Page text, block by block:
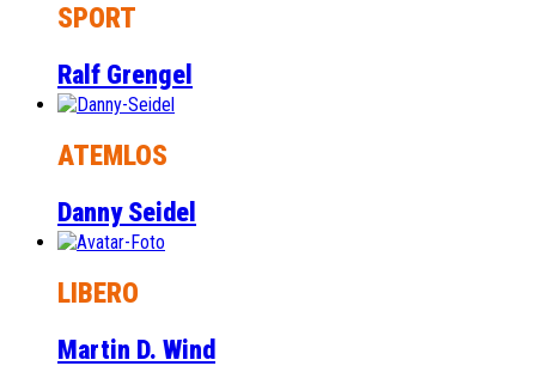
SPORT
Ralf Grengel
ATEMLOS
Danny Seidel
LIBERO
Martin D. Wind